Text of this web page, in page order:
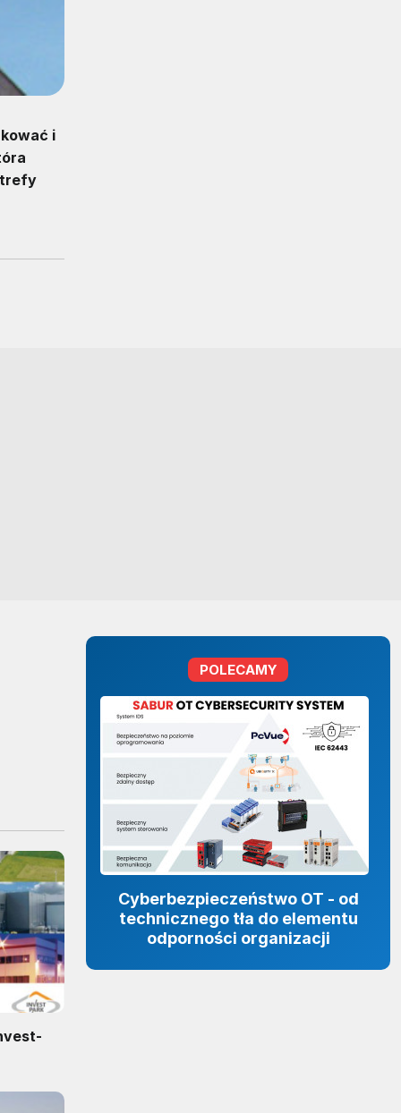
i
POLECAMY
Cyberbezpieczeństwo OT - od
technicznego tła do elementu
odporności organizacji